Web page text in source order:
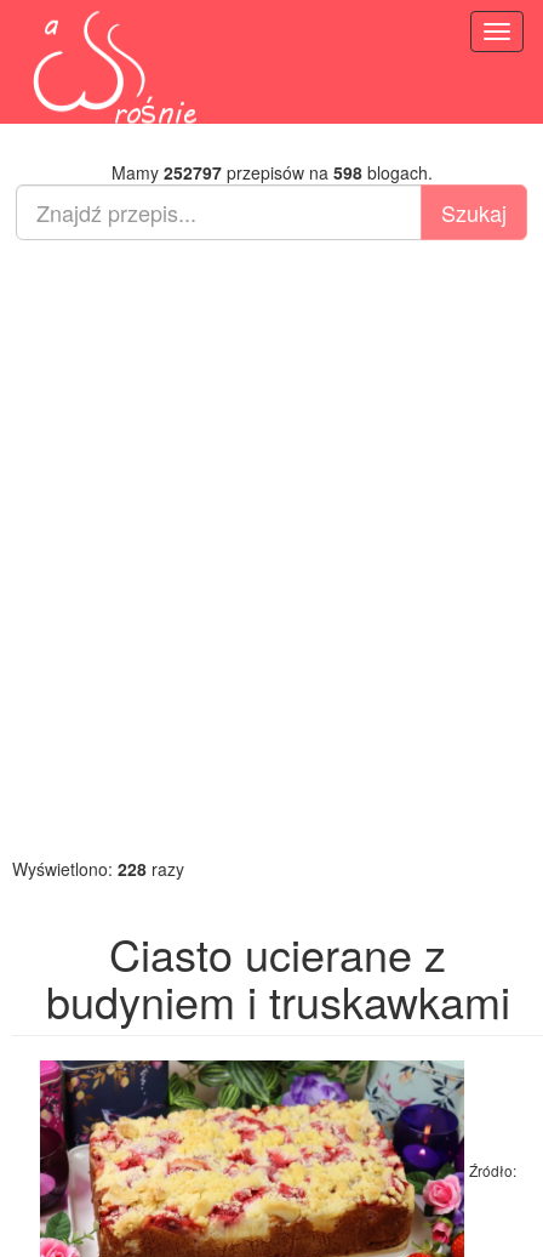
Mamy 252797przepisów na 598blogach.
Wyświetlono: 228 razy
Ciasto ucierane z
budyniem i truskawkami
Źródło: